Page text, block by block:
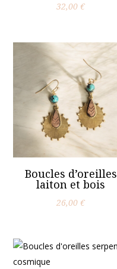
32,00€
Boucles d’oreilles
laiton et bois
26,00€